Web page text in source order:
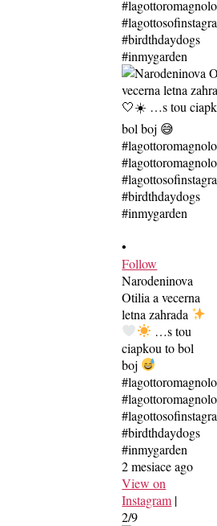
•
Follow
Narodeninova
Otilia a vecerna
letna zahrada
…s tou
ciapkou to bol
boj
#birdthdaydogs
#inmygarden
2 mesiace ago
View on
Instagram |
2/9